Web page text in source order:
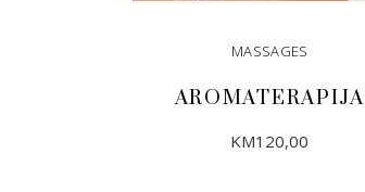
MASSAGES
AROMATERAPIJA
KM120,00